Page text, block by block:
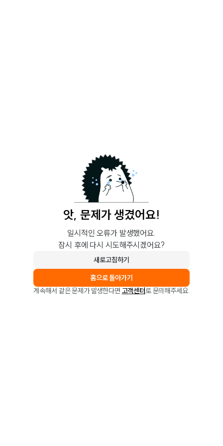
앗, 문제가 생겼어요!
일시적인 오류가 발생했어요.
잠시 후에 다시 시도해주시겠어요?
새로고침하기
홈으로 돌아가기
계속해서 같은 문제가 발생한다면 고객센터로 문의해주세요.